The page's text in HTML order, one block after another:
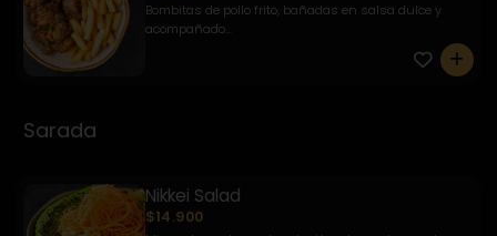
Bombitas de pollo frito, bañadas en salsa dulce y
acompañado...
0
Sarada
Nikkei Salad
$14.900